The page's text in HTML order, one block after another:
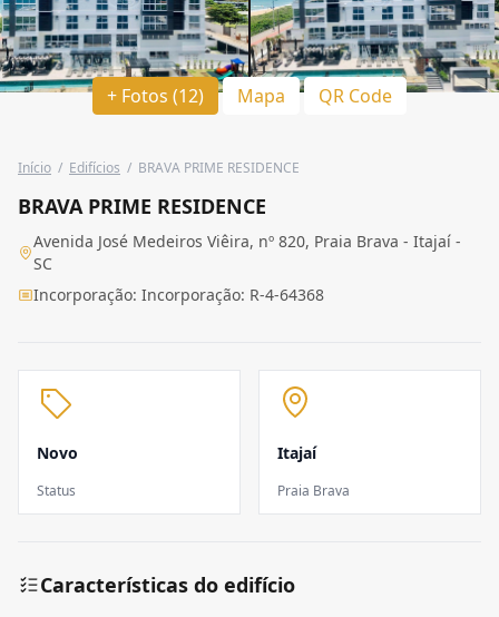
+ Fotos (12) Mapa QR Code
Início / Edifícios / BRAVA PRIME RESIDENCE
BRAVA PRIME RESIDENCE
Avenida José Medeiros Viêira, nº 820, Praia Brava - Itajaí -
SC
Incorporação: Incorporação: R-4-64368
Novo
Status
Itajaí
Praia Brava
Características do edifício